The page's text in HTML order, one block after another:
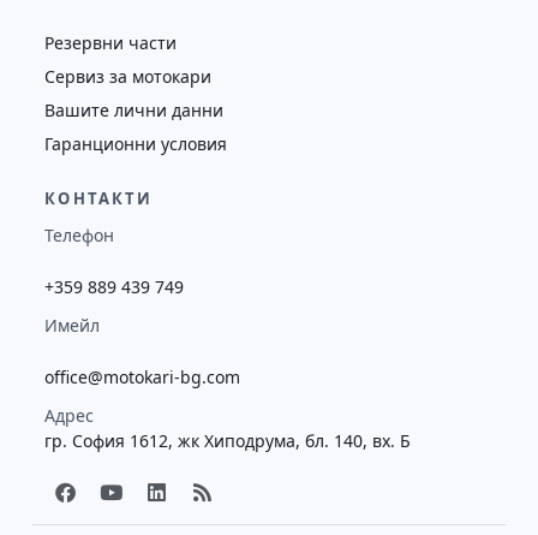
Резервни части
Сервиз за мотокари
Вашите лични данни
Гаранционни условия
КОНТАКТИ
Телефон
+359 889 439 749
Имейл
office@motokari-bg.com
Адрес
гр. София 1612, жк Хиподрума, бл. 140, вх. Б
F
a
c
Y
o
u
L
i
n
R
s
s